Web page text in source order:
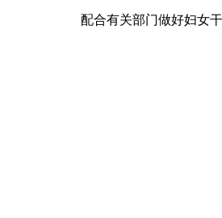
配合有关部门做好妇女